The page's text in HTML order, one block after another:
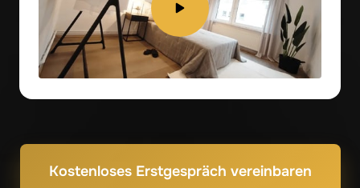
Kostenloses Erstgespräch vereinbaren